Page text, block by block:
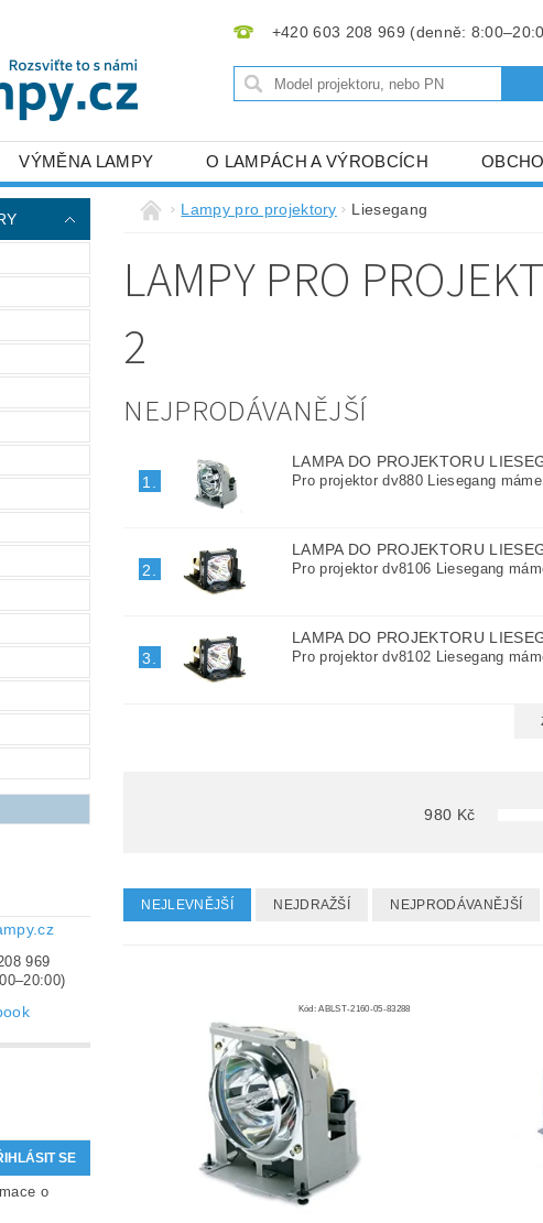
+420 603 208 969
VÝMĚNA LAMPY O LAMPÁCH A VÝROBCÍCH
969
o
Lampy pro projektory Liesegang
LAMPY PRO
2
NEJPRODÁVANĚJŠÍ
1.
LAMPA DO PROJEKTORU
Pro projektor dv880 Liesegang
2.
LAMPA DO PROJEKTORU
Pro projektor dv8106 Liesegang
3.
LAMPA DO PROJEKTORU
Pro projektor dv8102 Liesegang
980 Kč
NEJLEVNĚJŠÍ NEJDRAŽŠÍ NEJPRODÁVANĚJŠÍ
Kód:ABLST-2160-05-83288